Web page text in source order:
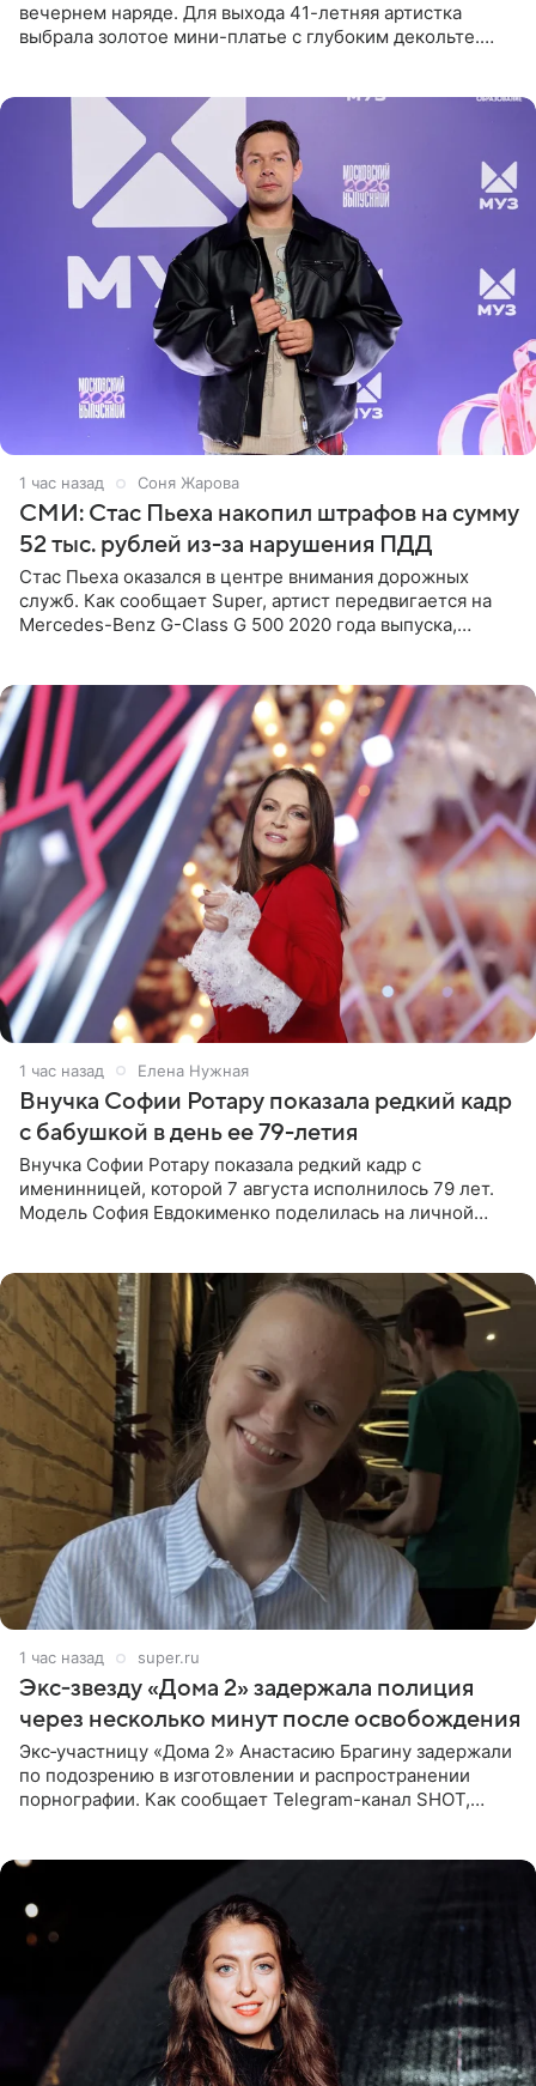
вечернем наряде. Для выхода 41-летняя артистка
выбрала золотое мини-платье с глубоким декольте.
1 час назад Соня Жарова
СМИ: Стас Пьеха накопил штрафов на сумму
52 тыс. рублей из-за нарушения ПДД
Стас Пьеха оказался в центре внимания дорожных
служб. Как сообщает Super, артист передвигается на
Mercedes-Benz G-Class G 500 2020 года выпуска,
1 час назад Елена Нужная
Внучка Софии Ротару показала редкий кадр
с бабушкой в день ее 79-летия
Внучка Софии Ротару показала редкий кадр с
именинницей, которой 7 августа исполнилось 79 лет.
Модель София Евдокименко поделилась на личной
1 час назад super.ru
Экс‑звезду «Дома 2» задержала полиция
через несколько минут после освобождения
Экс‑участницу «Дома 2» Анастасию Брагину задержали
по подозрению в изготовлении и распространении
порнографии. Как сообщает Telegram-канал SHOT,